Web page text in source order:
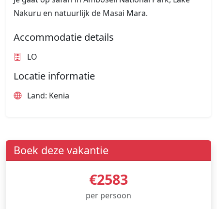
Nakuru en natuurlijk de Masai Mara.
Accommodatie details
LO
Locatie informatie
Land: Kenia
Boek deze vakantie
€2583
per persoon